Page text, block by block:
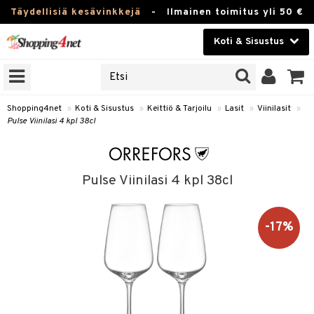
Täydellisiä kesävinkkejä - Ilmainen toimitus yli 50 €
Koti & Sisustus
Kauneudenhoito
Piilolinssit
Lelut, Lapsi & Vauva
Shopping4net » Koti & Sisustus » Keittiö & Tarjoilu » Lasit » Viinilasit »
Pulse Viinilasi 4 kpl 38cl
Pulse Viinilasi 4 kpl 38cl
-17%